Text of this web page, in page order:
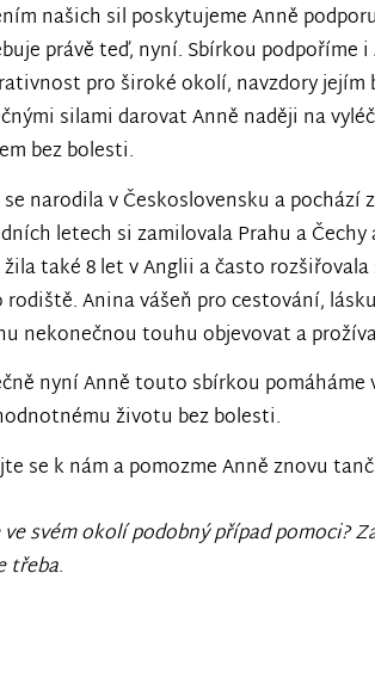
našich sil poskytujeme Anně
právě teď, nyní. Sbírkou podpoříme
pro široké okolí, navzdory jejím
silami darovat Anně naději na
bez bolesti.
narodila v Československu a pochází
letech si zamilovala Prahu a
také 8 let v Anglii a často
Anina vášeň pro cestování,
nekonečnou touhu objevovat a
nyní Anně touto sbírkou pomáháme
životu bez bolesti.
se k nám a pomozme Anně znovu
svém okolí podobný případ pomoci?
třeba.